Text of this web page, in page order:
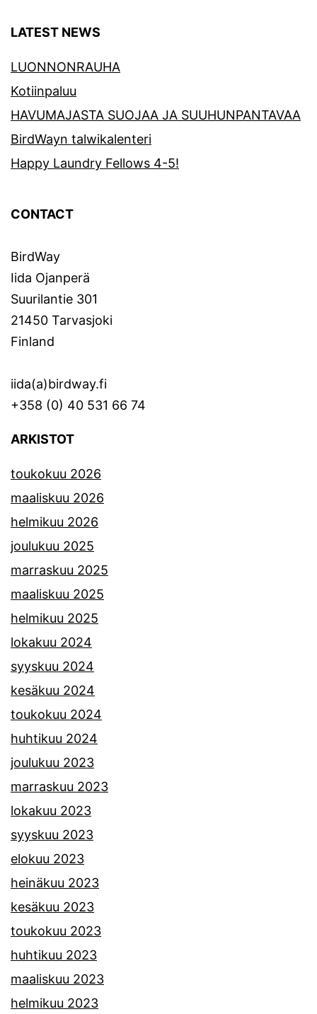
LATEST NEWS
LUONNONRAUHA
Kotiinpaluu
HAVUMAJASTA SUOJAA JA SUUHUNPANTAVAA
BirdWayn talwikalenteri
Happy Laundry Fellows 4-5!
CONTACT
BirdWay
Iida Ojanperä
Suurilantie 301
21450 Tarvasjoki
Finland
iida(a)birdway.fi
+358 (0) 40 531 66 74
ARKISTOT
toukokuu 2026
maaliskuu 2026
helmikuu 2026
joulukuu 2025
marraskuu 2025
maaliskuu 2025
helmikuu 2025
lokakuu 2024
syyskuu 2024
kesäkuu 2024
toukokuu 2024
huhtikuu 2024
joulukuu 2023
marraskuu 2023
lokakuu 2023
syyskuu 2023
elokuu 2023
heinäkuu 2023
kesäkuu 2023
toukokuu 2023
huhtikuu 2023
maaliskuu 2023
helmikuu 2023